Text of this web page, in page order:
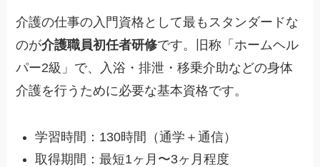
介護の仕事の入門資格として最もスタンダードな
のが介護職員初任者研修です。旧称「ホームヘル
パー2級」で、入浴・排泄・移乗介助などの身体
介護を行うために必要な基本資格です。
学習時間：130時間（通学＋通信）
取得期間：最短1ヶ月〜3ヶ月程度